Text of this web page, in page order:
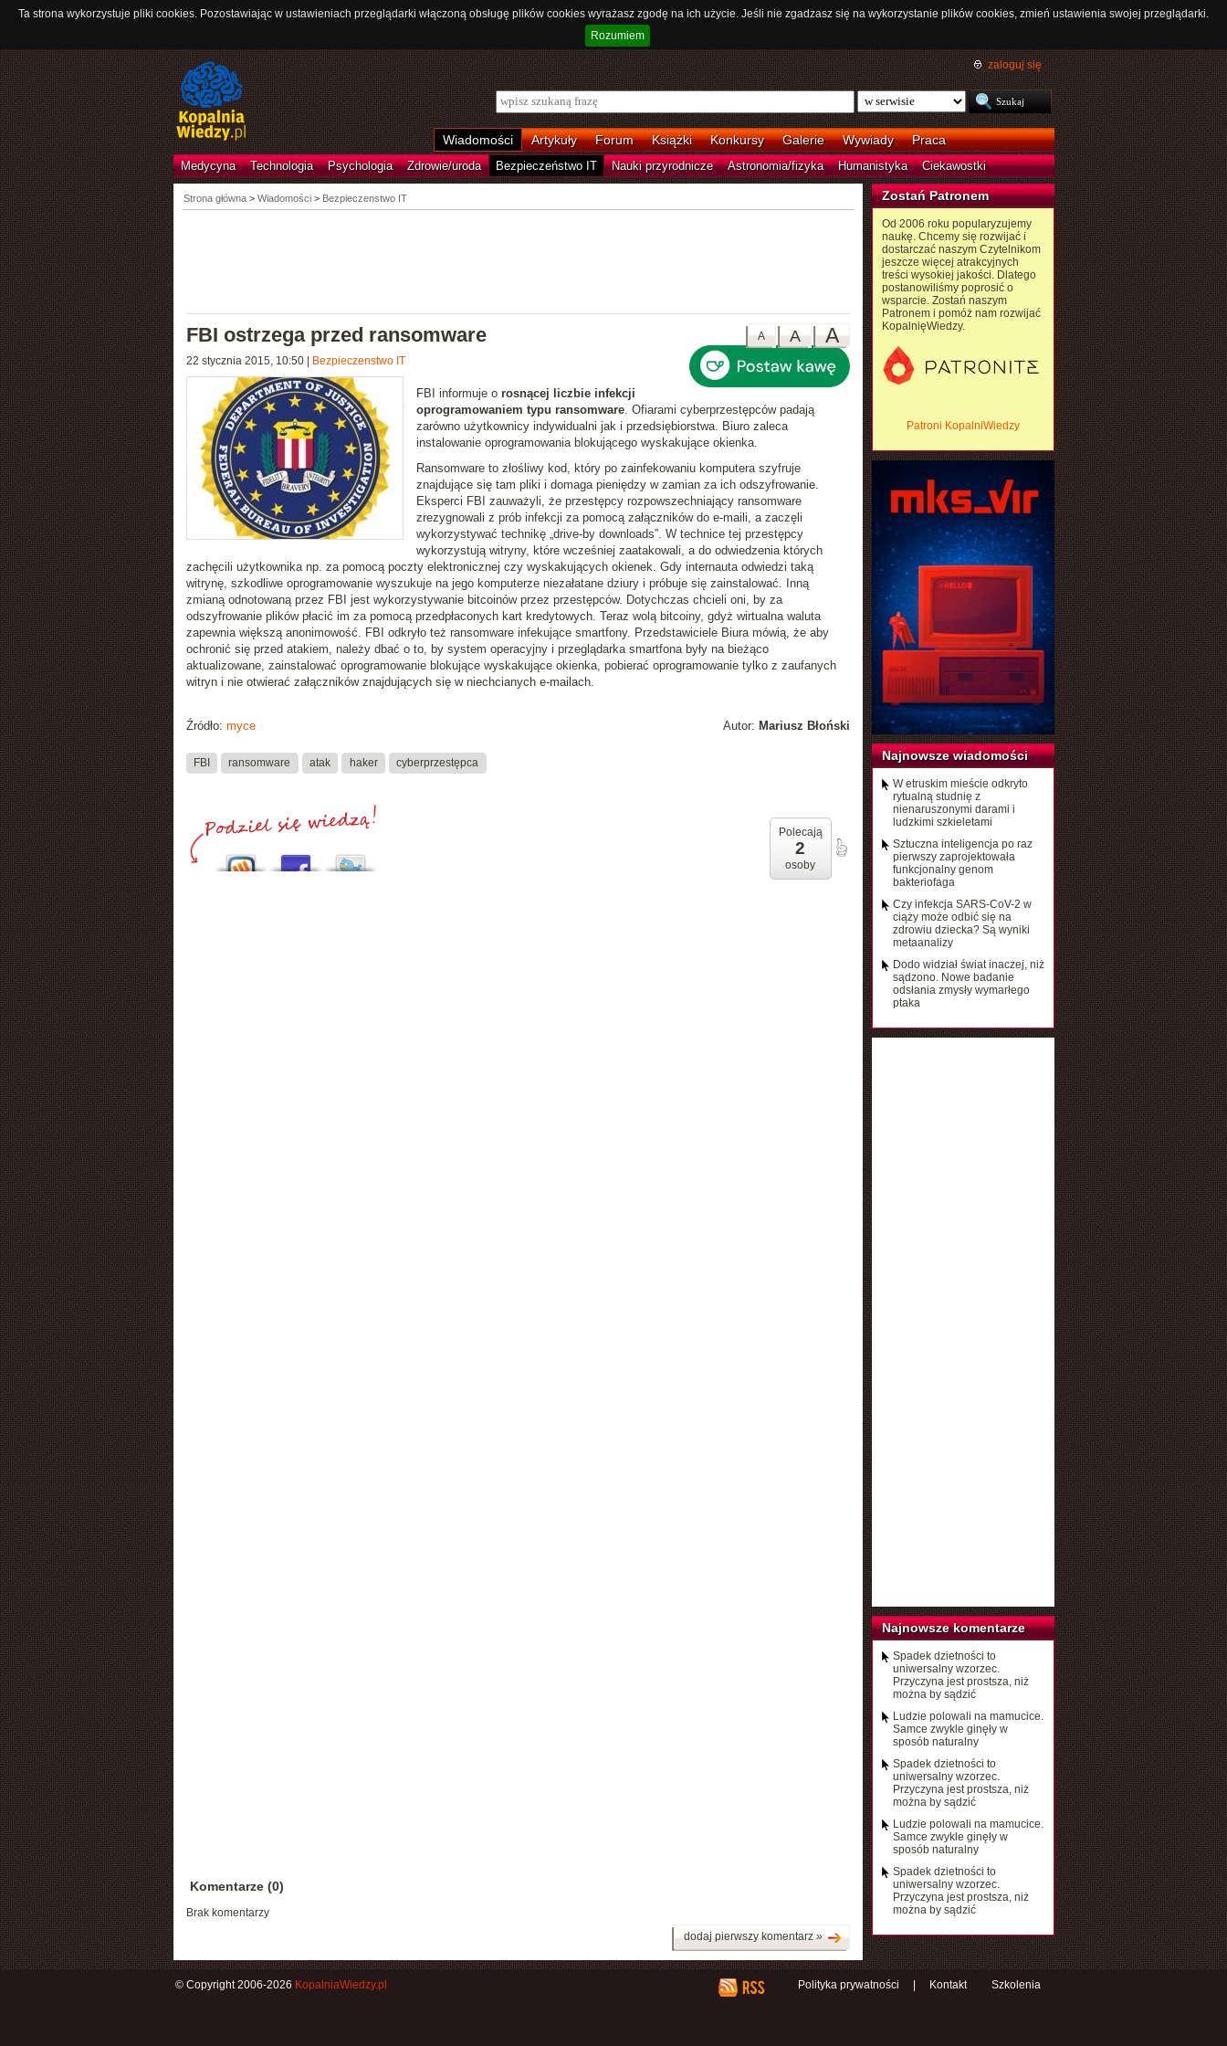
Ta strona wykorzystuje pliki cookies. Pozostawiając w ustawieniach przeglądarki włączoną obsługę plików cookies wyrażasz zgodę na ich użycie. Jeśli nie zgadzasz się na wykorzystanie plików cookies, zmień ustawienia swojej przeglądarki.
Rozumiem
zaloguj się
Wiadomości Artykuły Forum Książki Konkursy Galerie Wywiady Praca
Medycyna Technologia Psychologia Zdrowie/uroda Bezpieczeństwo IT Nauki przyrodnicze Astronomia/fizyka Humanistyka Ciekawostki
Strona główna> Wiadomości > Bezpieczenstwo IT
A
A
A
FBI ostrzega przed ransomware
22 stycznia 2015, 10:50| Bezpieczenstwo IT
FBI informuje o rosnącej liczbie infekcji
oprogramowaniem typu ransomware. Ofiarami cyberprzestępców padają
zarówno użytkownicy indywidualni jak i przedsiębiorstwa. Biuro zaleca
instalowanie oprogramowania blokującego wyskakujące okienka.
Ransomware to złośliwy kod, który po zainfekowaniu komputera szyfruje
znajdujące się tam pliki i domaga pieniędzy w zamian za ich odszyfrowanie.
Eksperci FBI zauważyli, że przestępcy rozpowszechniający ransomware
zrezygnowali z prób infekcji za pomocą załączników do e-maili, a zaczęli
wykorzystywać technikę „drive-by downloads”. W technice tej przestępcy
wykorzystują witryny, które wcześniej zaatakowali, a do odwiedzenia których
zachęcili użytkownika np. za pomocą poczty elektronicznej czy wyskakujących okienek. Gdy internauta odwiedzi taką
witrynę, szkodliwe oprogramowanie wyszukuje na jego komputerze niezałatane dziury i próbuje się zainstalować. Inną
zmianą odnotowaną przez FBI jest wykorzystywanie bitcoinów przez przestępców. Dotychczas chcieli oni, by za
odszyfrowanie plików płacić im za pomocą przedpłaconych kart kredytowych. Teraz wolą bitcoiny, gdyż wirtualna waluta
zapewnia większą anonimowość. FBI odkryło też ransomware infekujące smartfony. Przedstawiciele Biura mówią, że aby
ochronić się przed atakiem, należy dbać o to, by system operacyjny i przeglądarka smartfona były na bieżąco
aktualizowane, zainstalować oprogramowanie blokujące wyskakujące okienka, pobierać oprogramowanie tylko z zaufanych
witryn i nie otwierać załączników znajdujących się w niechcianych e-mailach.
Autor: Mariusz Błoński
Źródło: myce
FBI ransomware atak haker cyberprzestępca
Polecają
2
osoby
Komentarze (0)
Brak komentarzy
dodaj pierwszy komentarz »
Zostań Patronem
Od 2006 roku popularyzujemy
naukę. Chcemy się rozwijać i
dostarczać naszym Czytelnikom
jeszcze więcej atrakcyjnych
treści wysokiej jakości. Dlatego
postanowiliśmy poprosić o
wsparcie. Zostań naszym
Patronem i pomóż nam rozwijać
KopalnięWiedzy.
Patroni KopalniWiedzy
Najnowsze wiadomości
W etruskim mieście odkryto
rytualną studnię z
nienaruszonymi darami i
ludzkimi szkieletami
Sztuczna inteligencja po raz
pierwszy zaprojektowała
funkcjonalny genom
bakteriofaga
Czy infekcja SARS-CoV-2 w
ciąży może odbić się na
zdrowiu dziecka? Są wyniki
metaanalizy
Dodo widział świat inaczej, niż
sądzono. Nowe badanie
odsłania zmysły wymarłego
ptaka
Najnowsze komentarze
Spadek dzietności to
uniwersalny wzorzec.
Przyczyna jest prostsza, niż
można by sądzić
Ludzie polowali na mamucice.
Samce zwykle ginęły w
sposób naturalny
Spadek dzietności to
uniwersalny wzorzec.
Przyczyna jest prostsza, niż
można by sądzić
Ludzie polowali na mamucice.
Samce zwykle ginęły w
sposób naturalny
Spadek dzietności to
uniwersalny wzorzec.
Przyczyna jest prostsza, niż
można by sądzić
Polityka prywatności Kontakt Szkolenia
© Copyright 2006-2026 KopalniaWiedzy.pl